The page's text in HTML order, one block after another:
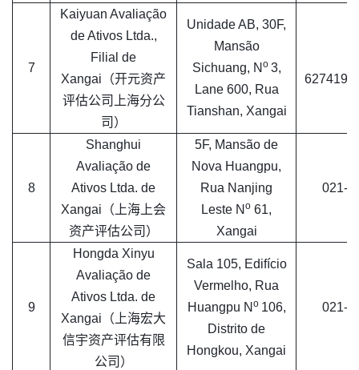
7
Kaiyuan Avaliação
de Ativos Ltda.,
Filial de
Xangai（开元资产
评估公司上海分公
司）
Unidade AB, 30F,
Mansão
Sichuang, N o 3,
Lane 600, Rua
Tianshan, Xangai
8
Shanghui
Avaliação de
Ativos Ltda. de
Xangai（上海上会
资产评估公司）
5F, Mansão de
Nova Huangpu,
Rua Nanjing
Leste N o 61,
Xangai
021-
9
Hongda Xinyu
Avaliação de
Ativos Ltda. de
Xangai（上海宏大
信宇资产评估有限
公司）
Sala 105, Edifício
Vermelho, Rua
Huangpu N o 106,
Distrito de
Hongkou, Xangai
021-